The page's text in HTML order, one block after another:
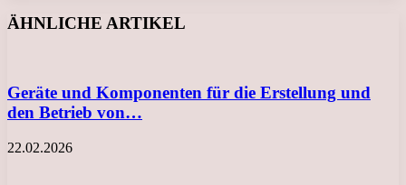
ÄHNLICHE ARTIKEL
Geräte und Komponenten für die Erstellung und
den Betrieb von…
22.02.2026